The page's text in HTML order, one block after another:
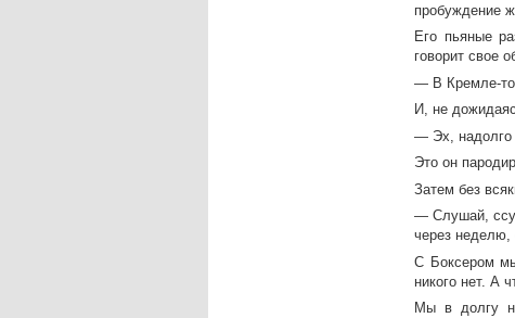
пробуждение
Его пьяные
говорит свое
— В Кремле-то
И, не
— Эх, надолго
Это он
Затем без
— Слушай,
через неделю,
С Боксером
никого нет. А
Мы в долгу